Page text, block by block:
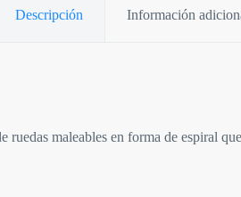
Descripción Información
maleables en forma de espiral